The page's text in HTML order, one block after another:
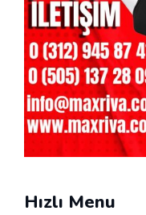
Hızlı Menu